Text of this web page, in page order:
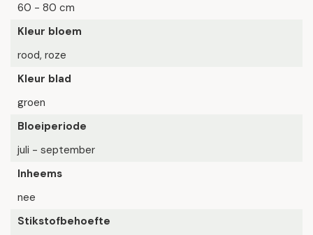
60 - 80 cm
Kleur bloem
rood, roze
Kleur blad
groen
Bloeiperiode
juli - september
Inheems
nee
Stikstofbehoefte